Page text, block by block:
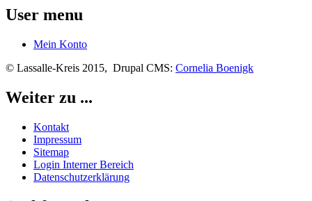
User menu
Mein Konto
© Lassalle-Kreis 2015, Drupal CMS: Cornelia Boenigk
Weiter zu ...
Kontakt
Impressum
Sitemap
Login Interner Bereich
Datenschutzerklärung